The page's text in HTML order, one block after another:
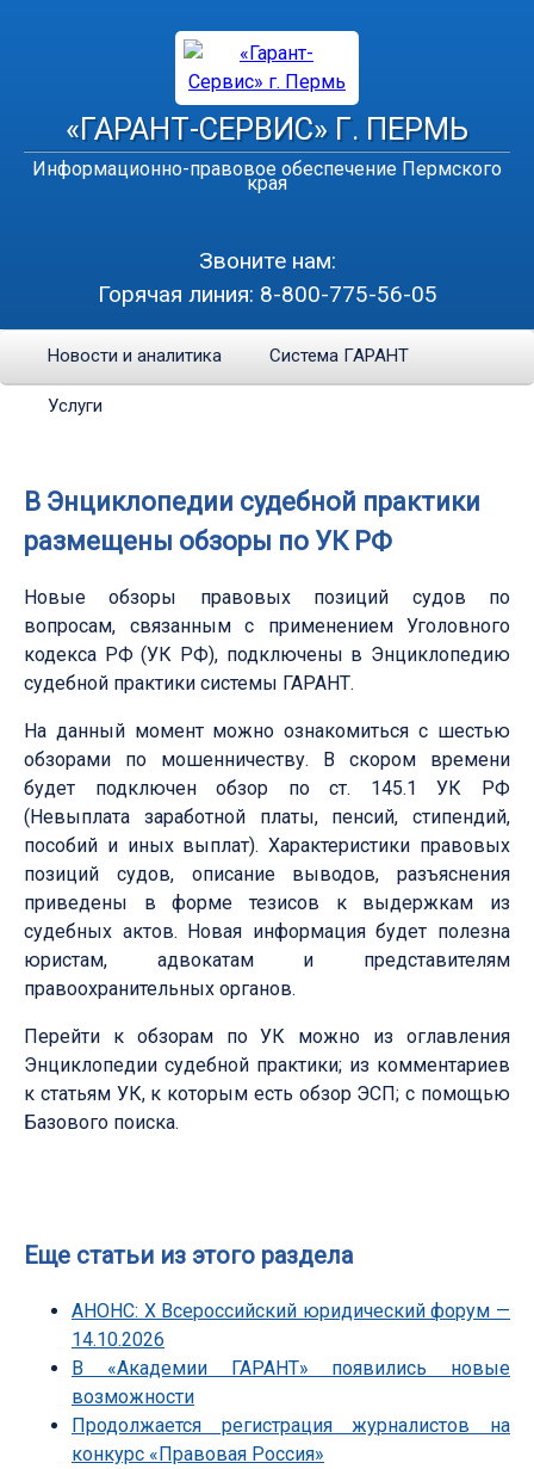
«ГАРАНТ-СЕРВИС» Г. ПЕРМЬ
Информационно-правовое обеспечение Пермского
края
Звоните нам:
Горячая линия: 8-800-775-56-05
Новости и аналитика Система ГАРАНТ
Услуги
В Энциклопедии судебной практики
размещены обзоры по УК РФ
Новые обзоры правовых позиций судов по
вопросам, связанным с применением Уголовного
кодекса РФ (УК РФ), подключены в Энциклопедию
судебной практики системы ГАРАНТ.
На данный момент можно ознакомиться с шестью
обзорами по мошенничеству. В скором времени
будет подключен обзор по ст. 145.1 УК РФ
(Невыплата заработной платы, пенсий, стипендий,
пособий и иных выплат). Характеристики правовых
позиций судов, описание выводов, разъяснения
приведены в форме тезисов к выдержкам из
судебных актов. Новая информация будет полезна
юристам, адвокатам и представителям
правоохранительных органов.
Перейти к обзорам по УК можно из оглавления
Энциклопедии судебной практики; из комментариев
к статьям УК, к которым есть обзор ЭСП; с помощью
Базового поиска.
Еще статьи из этого раздела
АНОНС: Х Всероссийский юридический форум —
14.10.2026
В «Академии ГАРАНТ» появились новые
возможности
Продолжается регистрация журналистов на
конкурс «Правовая Россия»